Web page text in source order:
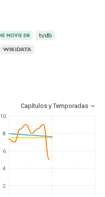
Capítulos y Temporadas
10
8
6
4
2